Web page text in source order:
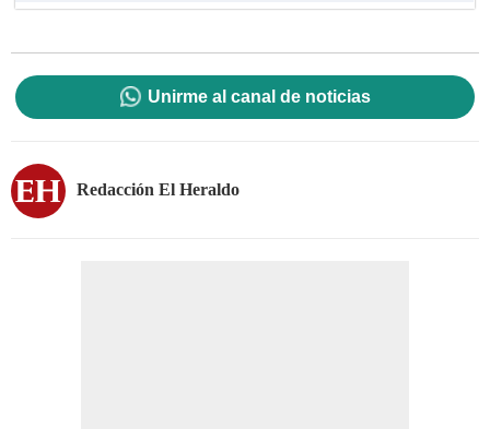
Unirme al canal de noticias
Redacción El Heraldo